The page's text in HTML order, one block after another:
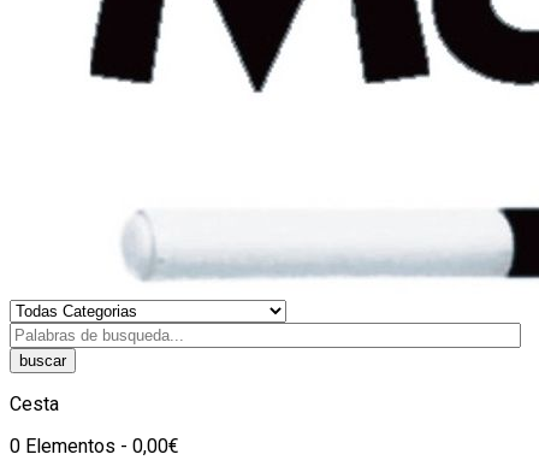
buscar
Cesta
0 Elementos - 0,00€